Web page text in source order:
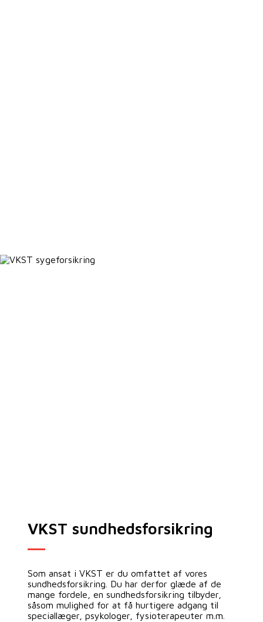
VKST sundhedsforsikring
Som ansat i VKST er du omfattet af vores
sundhedsforsikring. Du har derfor glæde af de
mange fordele, en sundhedsforsikring tilbyder,
såsom mulighed for at få hurtigere adgang til
speciallæger, psykologer, fysioterapeuter m.m.